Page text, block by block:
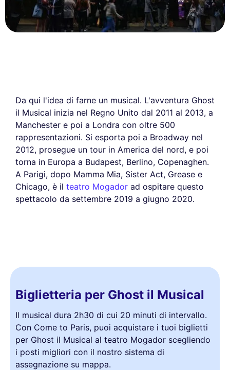
Da qui l'idea di farne un musical. L'avventura Ghost
il Musical inizia nel Regno Unito dal 2011 al 2013, a
Manchester e poi a Londra con oltre 500
rappresentazioni. Si esporta poi a Broadway nel
2012, prosegue un tour in America del nord, e poi
torna in Europa a Budapest, Berlino, Copenaghen.
A Parigi, dopo Mamma Mia, Sister Act, Grease e
Chicago, è il teatro Mogador ad ospitare questo
spettacolo da settembre 2019 a giugno 2020.
Biglietteria per Ghost il Musical
Il musical dura 2h30 di cui 20 minuti di intervallo.
Con Come to Paris, puoi acquistare i tuoi biglietti
per Ghost il Musical al teatro Mogador scegliendo
i posti migliori con il nostro sistema di
assegnazione su mappa.